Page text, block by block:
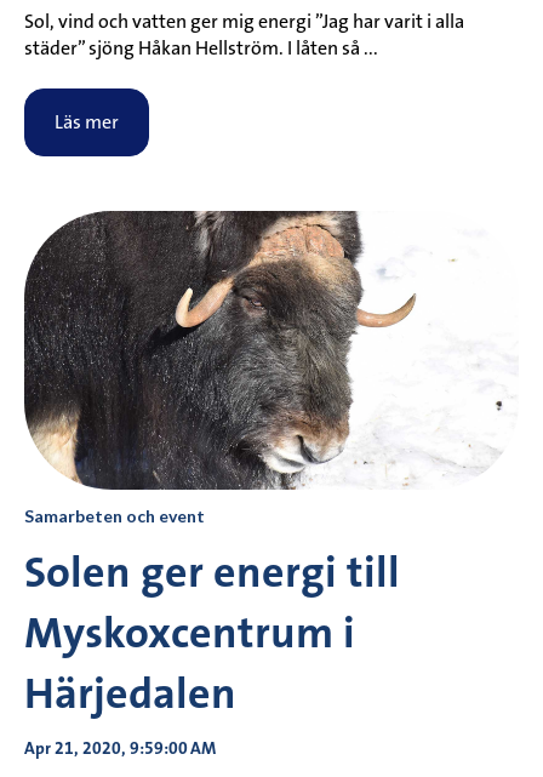
Sol, vind och vatten ger mig energi ”Jag har varit i alla
städer” sjöng Håkan Hellström. I låten så ...
Läs mer
Samarbeten och event
Solen ger energi till
Myskoxcentrum i
Härjedalen
Apr 21, 2020, 9:59:00 AM